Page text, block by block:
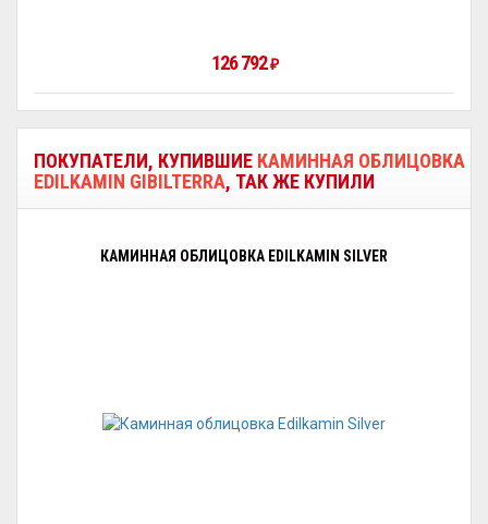
126 792₽
ПОКУПАТЕЛИ, КУПИВШИЕ КАМИННАЯ ОБЛИЦОВКА
EDILKAMIN GIBILTERRA, ТАК ЖЕ КУПИЛИ
КАМИННАЯ ОБЛИЦОВКА EDILKAMIN SILVER